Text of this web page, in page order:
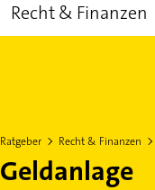
Recht & Finanzen
Ratgeber Recht & Finanzen
Geldanlage